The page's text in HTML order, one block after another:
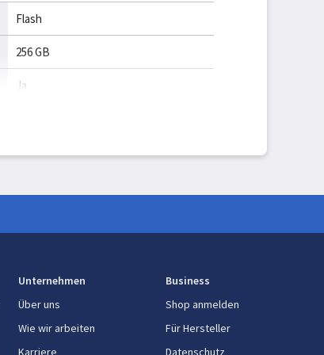
Flash
256 GB
Ja
2 TB
Ja
USB Typ-C
2
Unternehmen
Über uns
Wie wir arbeiten
Karriere
Business
Shop anmelden
Für Hersteller
Datenschutz